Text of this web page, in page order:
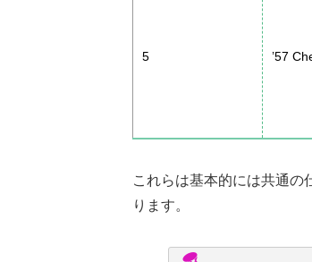
5 ’57
これらは基本的には共通の
ります。